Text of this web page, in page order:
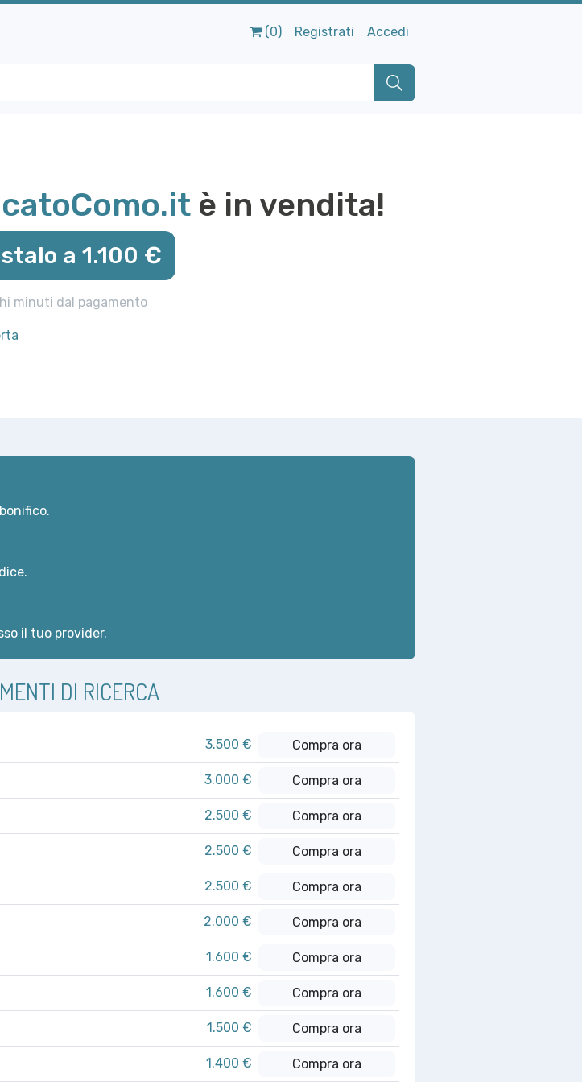
(0) Registrati Accedi
è in vendita!
a 1.100 €
minuti dal pagamento
il tuo provider.
DI RICERCA
3.500 € Compra ora
3.000 € Compra ora
2.500 € Compra ora
2.500 € Compra ora
2.500 € Compra ora
2.000 € Compra ora
1.600 € Compra ora
1.600 € Compra ora
1.500 € Compra ora
1.400 € Compra ora